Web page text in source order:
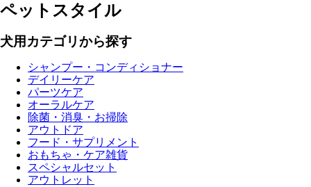
ペットスタイル
犬用カテゴリから探す
シャンプー・コンディショナー
デイリーケア
パーツケア
オーラルケア
除菌・消臭・お掃除
アウトドア
フード・サプリメント
おもちゃ・ケア雑貨
スペシャルセット
アウトレット